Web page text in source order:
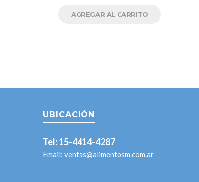
AGREGAR AL CARRITO
UBICACIÓN
Tel: 15-4414-4287
Email: ventas@alimentosm.com.ar